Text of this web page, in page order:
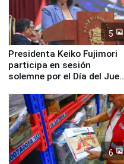
5
Presidenta Keiko Fujimori
participa en sesión
solemne por el Día del Juez
6